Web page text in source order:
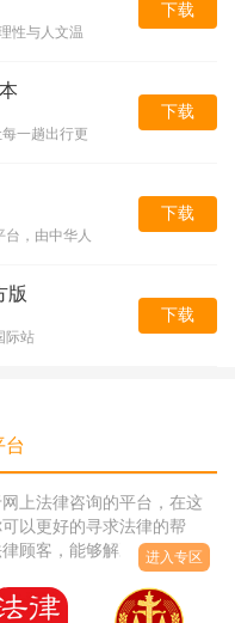
性与人文温
下载
一趟出行更
下载
台，由中华人
下载
版
际站
下载
台
上法律咨询的平台，在这
以更好的寻求法律的帮
顾客，能够解决你的法律
在生活中遇到一些法律问
咨询。
进入专区